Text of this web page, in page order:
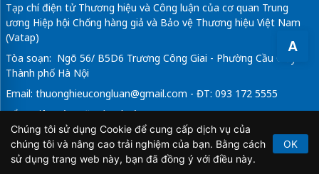
A
Tạp chí điện tử Thương hiệu và Công luận của cơ quan Trung
ương Hiệp hội Chống hàng giả và Bảo vệ Thương hiệu Việt Nam
(Vatap)
Tòa soạn: Ngõ 56/ B5D6 Trương Công Giai - Phường Cầu Giấy -
Thành phố Hà Nội
Email: thuonghieucongluan@gmail.com - ĐT: 093 172 5555
Tổng Biên Tập: Vũ Đức Thuận
Giấy phép hoạt động báo chí điện tử số 64/GP-BTTTT do Bộ
Thông tin và Truyền thông cấp ngày 21/2/2020.
Chúng tôi sử dụng Cookie để cung cấp dịch vụ của
chúng tôi và nâng cao trải nghiệm của bạn. Bằng cách
sử dụng trang web này, bạn đã đồng ý với điều này.
OK